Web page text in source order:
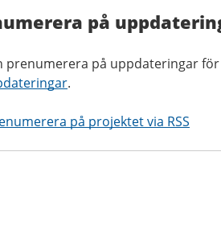
på
prenumerera på uppdateringar
.
på projektet via RSS